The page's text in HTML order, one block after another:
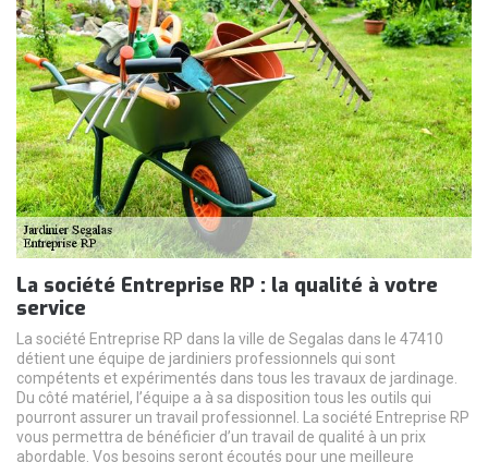
La société Entreprise RP : la qualité à votre
service
La société Entreprise RP dans la ville de Segalas dans le 47410
détient une équipe de jardiniers professionnels qui sont
compétents et expérimentés dans tous les travaux de jardinage.
Du côté matériel, l’équipe a à sa disposition tous les outils qui
pourront assurer un travail professionnel. La société Entreprise RP
vous permettra de bénéficier d’un travail de qualité à un prix
abordable. Vos besoins seront écoutés pour une meilleure